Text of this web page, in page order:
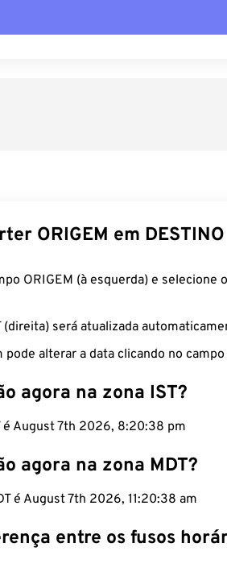
ORIGEM em DESTINO
ORIGEM (à esquerda) e
(direita) será atualizada
pode alterar a data clicando no
agora na zona IST?
é August 7th 2026, 8:20:39 pm
agora na zona MDT?
é August 7th 2026, 11:20:39 am
entre os fusos